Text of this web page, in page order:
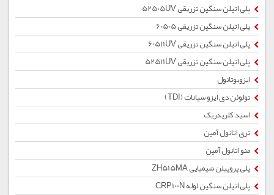
پلی اتیلن سنگین تزریقی 52505UV
پلی اتیلن سنگین تزریقی 60505
پلی اتیلن سنگین تزریقی 60511UV
پلی اتیلن سنگین تزریقی 52511UV
ایزوبوتانول
تولوئن دی ایزو سیانات (TDI)
اسید کلریدریک
تری اتانول آمین
منو اتانول آمین
پلی پروپیلن شیمیایی ZH515MA
پلی اتیلن سنگین لوله CRP100N